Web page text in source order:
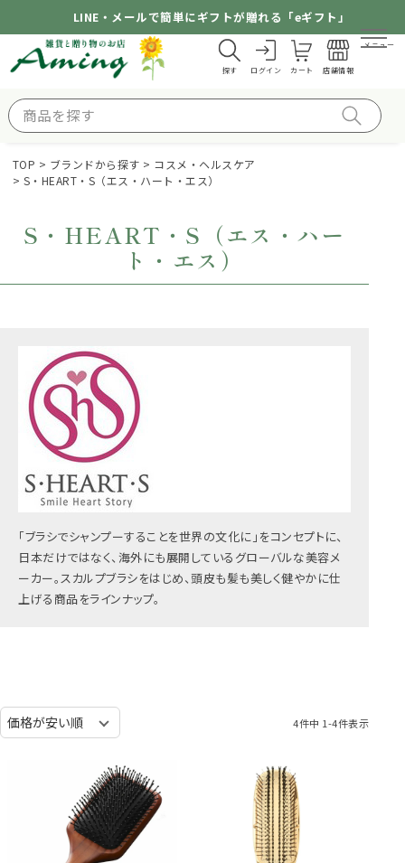
LINE・メールで簡単にギフトが贈れる「eギフト」
探す ログイン カート 店舗情報
メニュー
TOP ブランドから探す
コスメ・ヘルスケア
S・HEART・S（エス・ハート・エス）
S・HEART・S（エス・ハー
ト・エス）
「ブラシでシャンプーすることを世界の文化に」をコンセプトに、
日本だけではなく、海外にも展開しているグローバルな美容メ
ーカー。スカルプブラシをはじめ、頭皮も髪も美しく健やかに仕
上げる商品をラインナップ。
4件中 1-4件表示